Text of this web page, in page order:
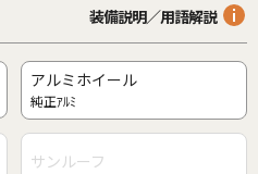
装備説明／用語解説
アルミホイール
純正ｱﾙﾐ
サンルーフ